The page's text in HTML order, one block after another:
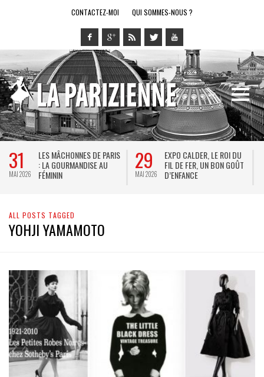
CONTACTEZ-MOI QUI SOMMES-NOUS ?
31
MAI 2026
LES MÂCHONNES DE PARIS
: LA GOURMANDISE AU
FÉMININ
29
MAI 2026
EXPO CALDER, LE ROI DU
FIL DE FER, UN BON GOÛT
D’ENFANCE
ALL POSTS TAGGED
YOHJI YAMAMOTO